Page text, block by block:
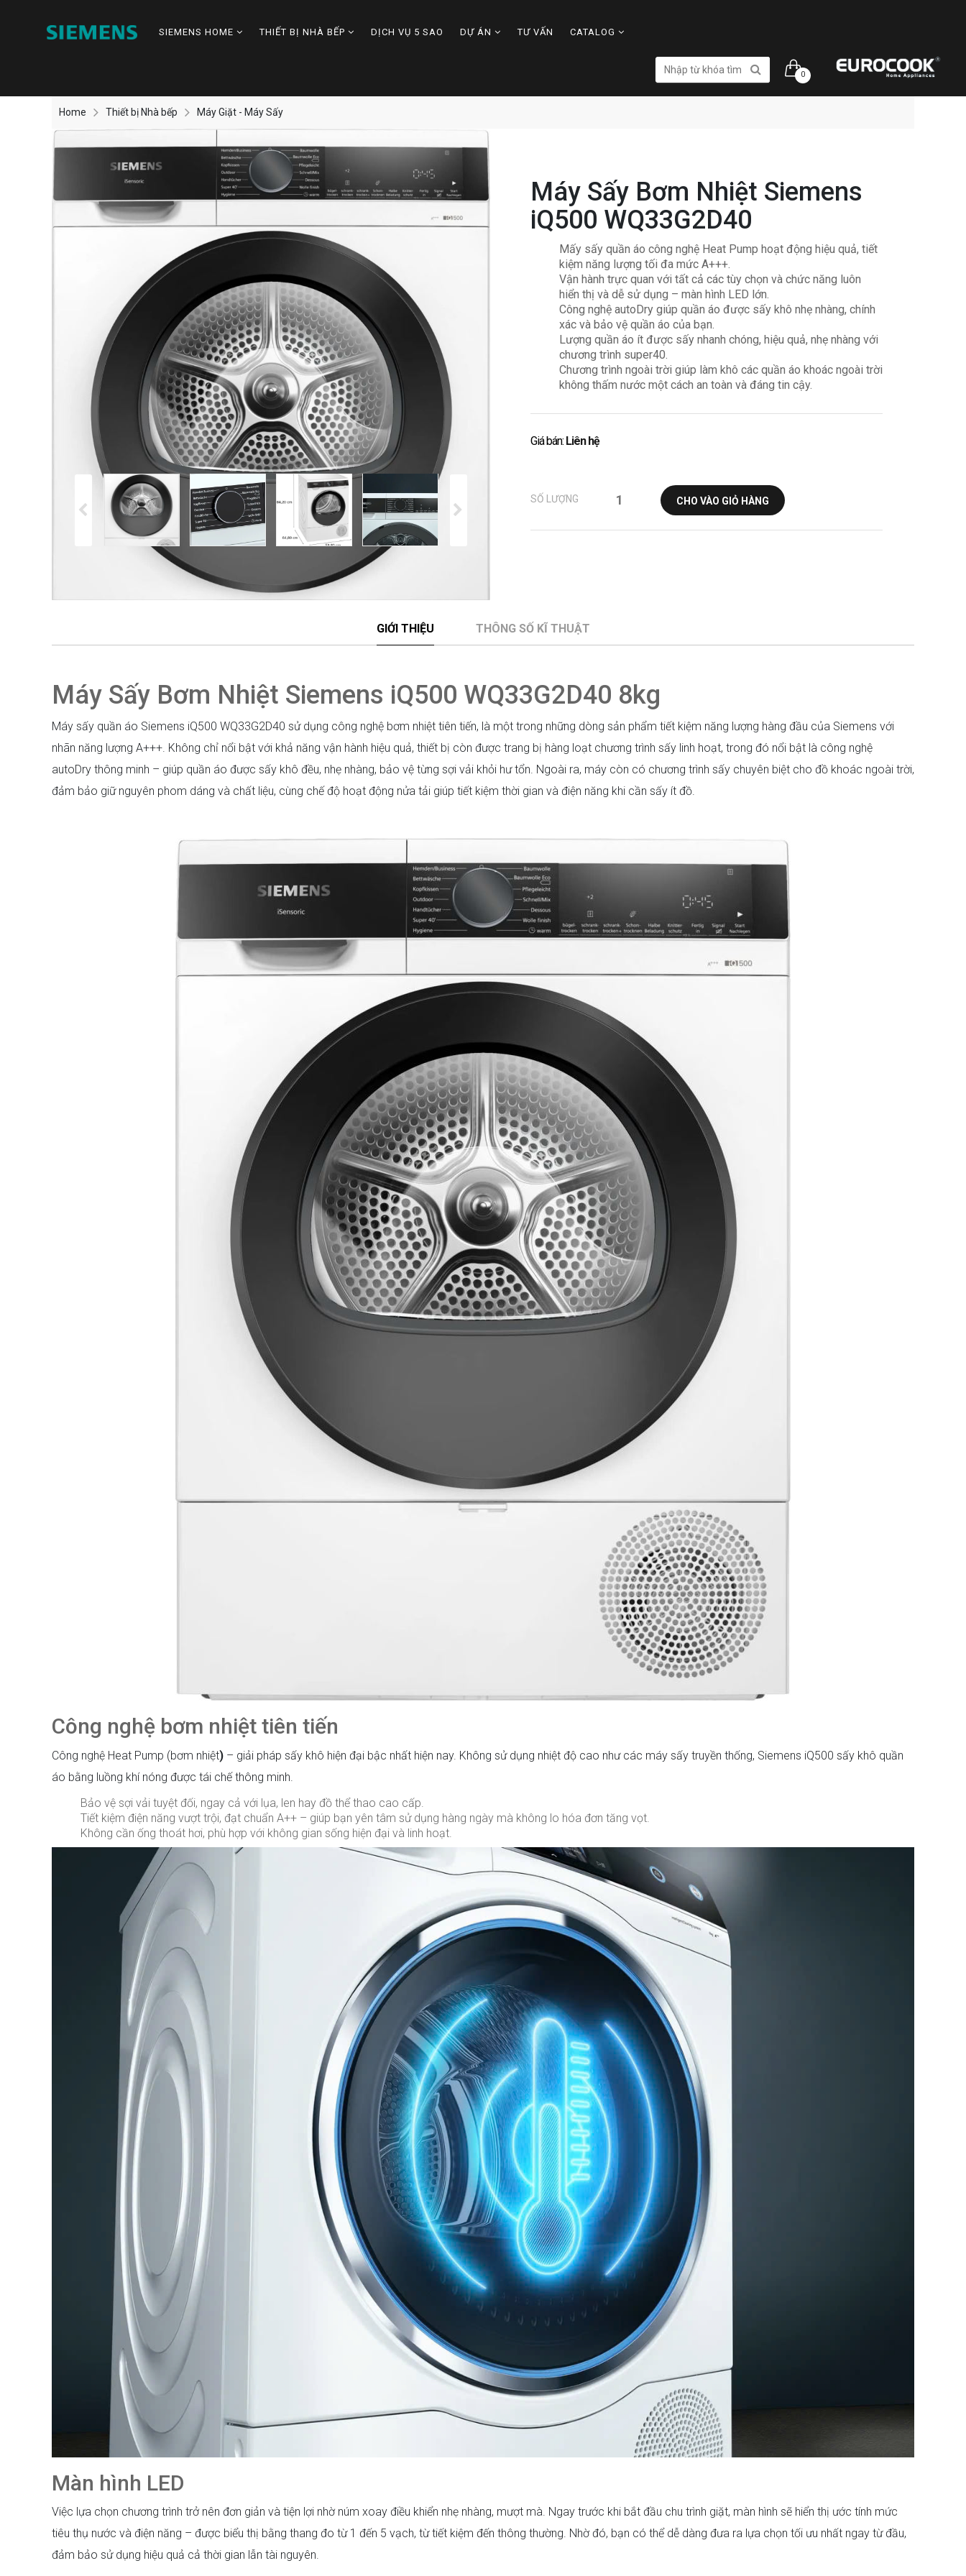
SIEMENS HOME THIẾT BỊ NHÀ BẾP DỊCH VỤ 5 SAO DỰ ÁN TƯ VẤN CATALOG
0
Home Thiết bị Nhà bếp Máy Giặt - Máy Sấy
Máy Sấy Bơm Nhiệt Siemens
iQ500 WQ33G2D40
Mấy sấy quần áo công nghệ Heat Pump hoạt động hiệu quả, tiết
kiệm năng lượng tối đa mức A+++.
Vận hành trực quan với tất cả các tùy chọn và chức năng luôn
hiển thị và dễ sử dụng – màn hình LED lớn.
Công nghệ autoDry giúp quần áo được sấy khô nhẹ nhàng, chính
xác và bảo vệ quần áo của bạn.
Lượng quần áo ít được sấy nhanh chóng, hiệu quả, nhẹ nhàng với
chương trình super40.
Chương trình ngoài trời giúp làm khô các quần áo khoác ngoài trời
không thấm nước một cách an toàn và đáng tin cậy.
Giá bán: Liên hệ
SỐ LƯỢNG CHO VÀO GIỎ HÀNG
GIỚI THIỆU THÔNG SỐ KĨ THUẬT
Máy Sấy Bơm Nhiệt Siemens iQ500 WQ33G2D40 8kg
Máy sấy quần áo Siemens iQ500 WQ33G2D40 sử dụng công nghệ bơm nhiệt tiên tiến, là một trong những dòng sản phẩm tiết kiệm năng lượng hàng đầu của Siemens với
nhãn năng lượng A+++. Không chỉ nổi bật với khả năng vận hành hiệu quả, thiết bị còn được trang bị hàng loạt chương trình sấy linh hoạt, trong đó nổi bật là công nghệ
autoDry thông minh – giúp quần áo được sấy khô đều, nhẹ nhàng, bảo vệ từng sợi vải khỏi hư tổn. Ngoài ra, máy còn có chương trình sấy chuyên biệt cho đồ khoác ngoài trời,
đảm bảo giữ nguyên phom dáng và chất liệu, cùng chế độ hoạt động nửa tải giúp tiết kiệm thời gian và điện năng khi cần sấy ít đồ.
Công nghệ bơm nhiệt tiên tiến
Công nghệ Heat Pump (bơm nhiệt) – giải pháp sấy khô hiện đại bậc nhất hiện nay. Không sử dụng nhiệt độ cao như các máy sấy truyền thống, Siemens iQ500 sấy khô quần
áo bằng luồng khí nóng được tái chế thông minh.
Bảo vệ sợi vải tuyệt đối, ngay cả với lụa, len hay đồ thể thao cao cấp.
Tiết kiệm điện năng vượt trội, đạt chuẩn A++ – giúp bạn yên tâm sử dụng hàng ngày mà không lo hóa đơn tăng vọt.
Không cần ống thoát hơi, phù hợp với không gian sống hiện đại và linh hoạt.
Màn hình LED
Việc lựa chọn chương trình trở nên đơn giản và tiện lợi nhờ núm xoay điều khiển nhẹ nhàng, mượt mà. Ngay trước khi bắt đầu chu trình giặt, màn hình sẽ hiển thị ước tính mức
tiêu thụ nước và điện năng – được biểu thị bằng thang đo từ 1 đến 5 vạch, từ tiết kiệm đến thông thường. Nhờ đó, bạn có thể dễ dàng đưa ra lựa chọn tối ưu nhất ngay từ đầu,
đảm bảo sử dụng hiệu quả cả thời gian lẫn tài nguyên.